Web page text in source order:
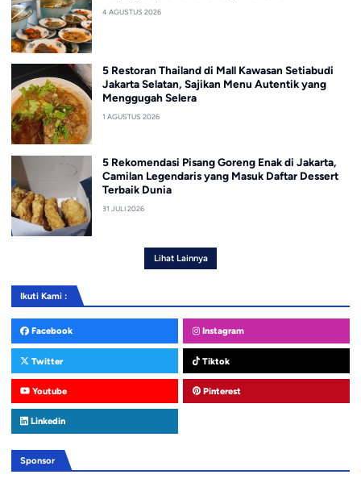
4 AGUSTUS 2026
5 Restoran Thailand di Mall Kawasan Setiabudi
Jakarta Selatan, Sajikan Menu Autentik yang
Menggugah Selera
1 AGUSTUS 2026
5 Rekomendasi Pisang Goreng Enak di Jakarta,
Camilan Legendaris yang Masuk Daftar Dessert
Terbaik Dunia
31 JULI 2026
Lihat Lainnya
Ikuti Kami :
Facebook Instagram
Twitter Tiktok
Youtube Pinterest
Linkedin
Sponsor